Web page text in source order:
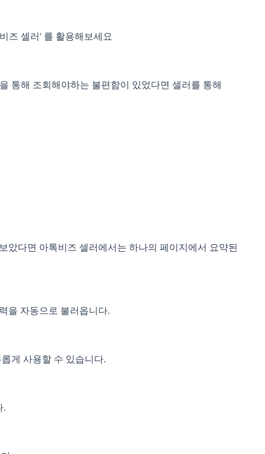
즈 셀러' 를 활용해보세요
통해 조회해야하는 불편함이 있었다면 셀러를 통해
았다면 아톡비즈 셀러에서는 하나의 페이지에서 요약된
을 자동으로 불러옵니다.
게 사용할 수 있습니다.
.